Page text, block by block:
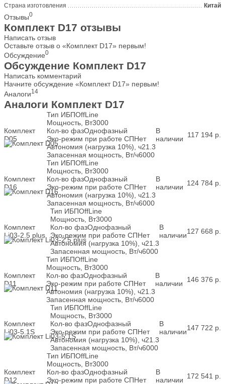
Страна изготовления Китай
Отзывы0
Комплект D17 отзывы
Написать отзыв
Оставьте отзыв о «Комплект D17» первым!
Обсуждение0
Обсуждение Комплект D17
Написать комментарий
Начните обсуждение «Комплект D17» первым!
Аналоги14
Аналоги Комплект D17
Комплект
D05
Тип ИБПOffLine
Мощность, Вт3000
Кол-во фазОднофазный
Эко-режим при работе СПНет
Автономия (нагрузка 10%), ч21.3
Запасенная мощность, Вт/ч6000
В
наличии
117 194 р.
Комплект
D16
Тип ИБПOffLine
Мощность, Вт3000
Кол-во фазОднофазный
Эко-режим при работе СПНет
Автономия (нагрузка 10%), ч21.3
Запасенная мощность, Вт/ч6000
В
наличии 124 784 р.
Комплект
Li03-2.5 plus
Тип ИБПOffLine
Мощность, Вт3000
Кол-во фазОднофазный
Эко-режим при работе СПНет
Автономия (нагрузка 10%), ч21.3
Запасенная мощность, Вт/ч6000
В
наличии127 668 р.
Комплект
D11
Тип ИБПOffLine
Мощность, Вт3000
Кол-во фазОднофазный
Эко-режим при работе СПНет
Автономия (нагрузка 10%), ч21.3
Запасенная мощность, Вт/ч6000
В
наличии
146 376 р.
Комплект
Li03-5.1S
Тип ИБПOffLine
Мощность, Вт3000
Кол-во фазОднофазный
Эко-режим при работе СПНет
Автономия (нагрузка 10%), ч21.3
Запасенная мощность, Вт/ч6000
В
наличии147 722 р.
Комплект
D12
Тип ИБПOffLine
Мощность, Вт3000
Кол-во фазОднофазный
Эко-режим при работе СПНет
В
наличии 172 541 р.